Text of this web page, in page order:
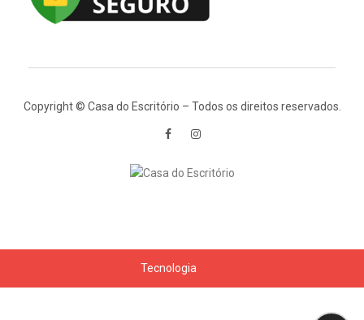
Copyright © Casa do Escritório – Todos os direitos reservados.
Tecnologia